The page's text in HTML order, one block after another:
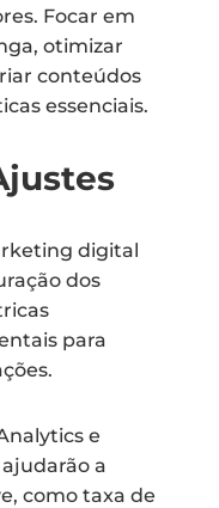
Focar em
otimizar
conteúdos
essenciais.
digital
dos
para
e
a
como taxa de